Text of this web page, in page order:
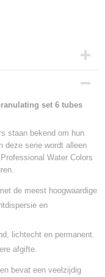
set 6 tubes
staan bekend om hun
deze serie wordt alleen
Water Colors
de meest hoogwaardige
en
lichtecht en permanent.
afgifte.
bevat een veelzijdig